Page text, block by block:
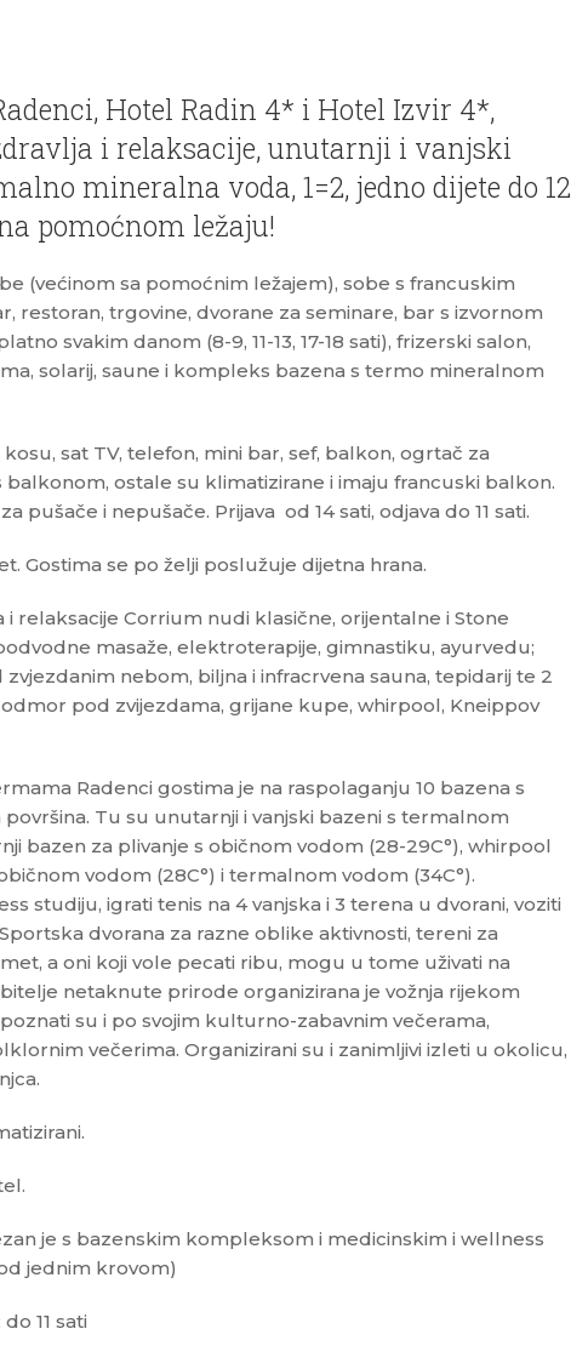
Hotel Radin 4* i Hotel Izvir 4*,
i relaksacije, unutarnji i vanjski
mineralna voda, 1=2, jedno dijete do 12
pomoćnom ležaju!
(većinom sa pomoćnim ležajem), sobe s francuskim
restoran, trgovine, dvorane za seminare, bar s izvornom
svakim danom (8-9, 11-13, 17-18 sati), frizerski salon,
solarij, saune i kompleks bazena s termo mineralnom
sat TV, telefon, mini bar, sef, balkon, ogrtač za
balkonom, ostale su klimatizirane i imaju francuski balkon.
pušače i nepušače. Prijava od 14 sati, odjava do 11 sati.
Gostima se po želji poslužuje dijetna hrana.
i relaksacije Corrium nudi klasične, orijentalne i Stone
masaže, elektroterapije, gimnastiku, ayurvedu;
nebom, biljna i infracrvena sauna, tepidarij te 2
pod zvijezdama, grijane kupe, whirpool, Kneippov
Radenci gostima je na raspolaganju 10 bazena s
Tu su unutarnji i vanjski bazeni s termalnom
bazen za plivanje s običnom vodom (28-29C°), whirpool
vodom (28C°) i termalnom vodom (34C°).
studiju, igrati tenis na 4 vanjska i 3 terena u dvorani, voziti
dvorana za razne oblike aktivnosti, tereni za
a oni koji vole pecati ribu, mogu u tome uživati na
netaknute prirode organizirana je vožnja rijekom
su i po svojim kulturno-zabavnim večerama,
večerima. Organizirani su i zanimljivi izleti u okolicu,
je s bazenskim kompleksom i medicinskim i wellness
jednim krovom)
11 sati